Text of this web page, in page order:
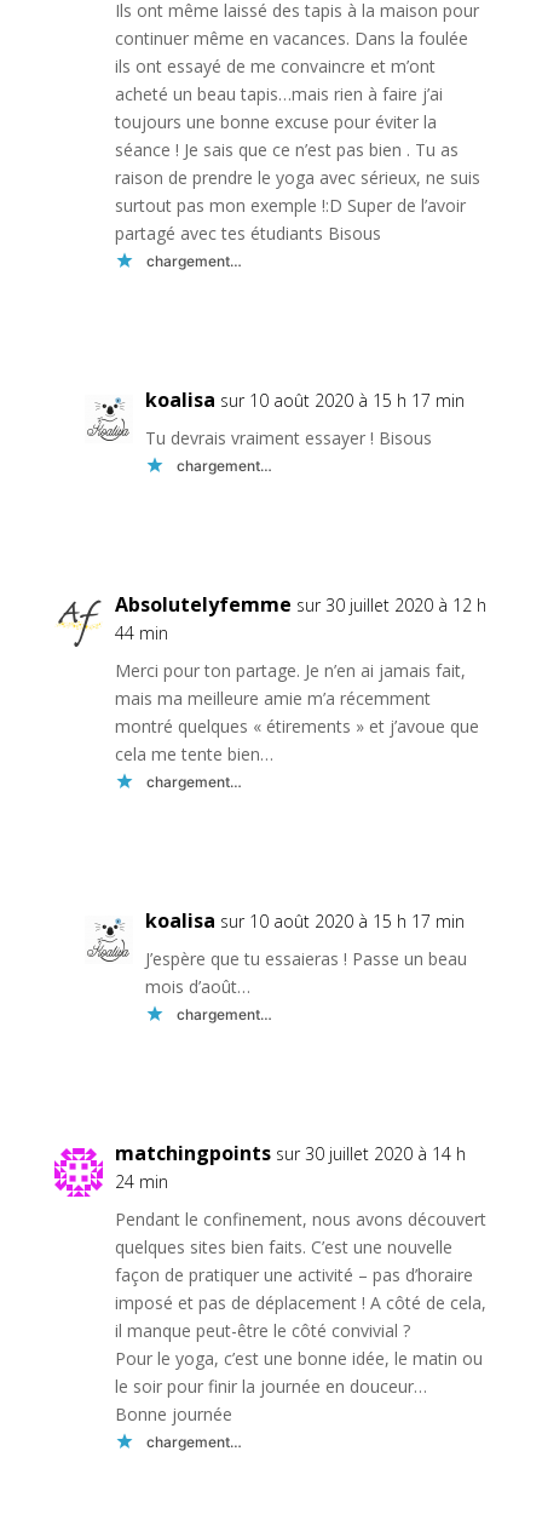
Ils ont même laissé des tapis à la maison pour
continuer même en vacances. Dans la foulée
ils ont essayé de me convaincre et m’ont
acheté un beau tapis…mais rien à faire j’ai
toujours une bonne excuse pour éviter la
séance ! Je sais que ce n’est pas bien . Tu as
raison de prendre le yoga avec sérieux, ne suis
surtout pas mon exemple !:D Super de l’avoir
partagé avec tes étudiants Bisous
chargement…
koalisa sur 10 août 2020 à 15 h 17 min
Tu devrais vraiment essayer ! Bisous
chargement…
Absolutelyfemme sur 30 juillet 2020 à 12 h
44 min
Merci pour ton partage. Je n’en ai jamais fait,
mais ma meilleure amie m’a récemment
montré quelques « étirements » et j’avoue que
cela me tente bien…
chargement…
koalisa sur 10 août 2020 à 15 h 17 min
J’espère que tu essaieras ! Passe un beau
mois d’août…
chargement…
matchingpoints sur 30 juillet 2020 à 14 h
24 min
Pendant le confinement, nous avons découvert
quelques sites bien faits. C’est une nouvelle
façon de pratiquer une activité – pas d’horaire
imposé et pas de déplacement ! A côté de cela,
il manque peut-être le côté convivial ?
Pour le yoga, c’est une bonne idée, le matin ou
le soir pour finir la journée en douceur…
Bonne journée
chargement…